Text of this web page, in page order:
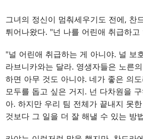
그녀의 정신이 멈춰세우기도 전에, 찬
튀어나왔다. "넌 나를 어린애 취급하고
"널 어린애 취급하는 게 아니야. 널 보
라브니카와는 달라. 영생자들은 노른
하면 아무 것도 아니야. 네가 좋은 의
모두를 돕고 싶은 거지. 넌 다차원을
아. 하지만 우리 팀 전체가 끝내지 못
것보다 그 일을 더 잘 해낼 수 있는 방